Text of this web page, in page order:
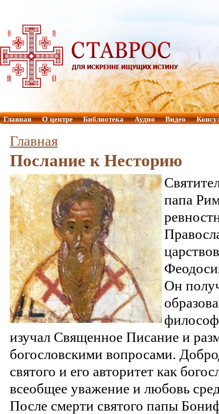
Главная О центре Библиотека Аудио Видео
Главная
Послание к Несторию
папа
Он
изучал Священное Писание и
богословскими вопросами.
святого и его авторитет как
всеобщее уважение и любовь
После смерти святого папы